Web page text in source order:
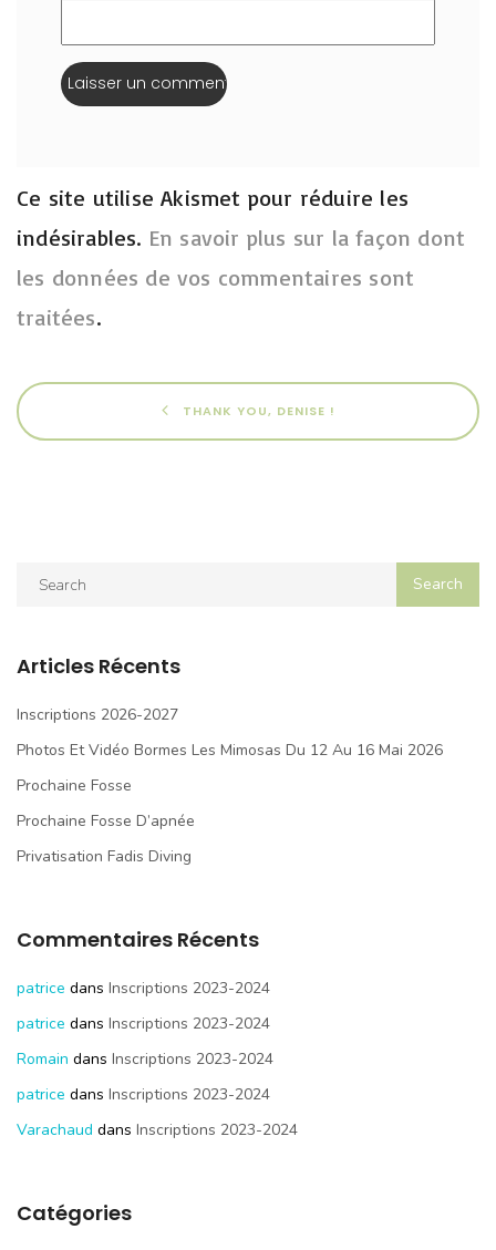
Ce site utilise Akismet pour réduire les
indésirables. En savoir plus sur la façon dont
les données de vos commentaires sont
traitées.
THANK YOU, DENISE !
Articles Récents
Inscriptions 2026-2027
Photos Et Vidéo Bormes Les Mimosas Du 12 Au 16 Mai 2026
Prochaine Fosse
Prochaine Fosse D’apnée
Privatisation Fadis Diving
Commentaires Récents
patrice dans Inscriptions 2023-2024
patrice dans Inscriptions 2023-2024
Romain dans Inscriptions 2023-2024
patrice dans Inscriptions 2023-2024
Varachaud dans Inscriptions 2023-2024
Catégories